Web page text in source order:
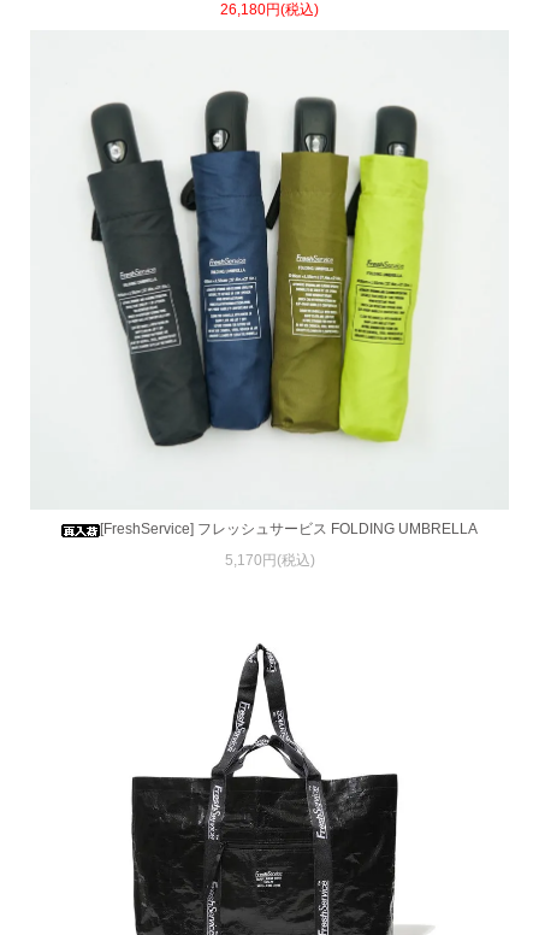
26,180円(税込)
[FreshService] フレッシュサービス FOLDING UMBRELLA
5,170円(税込)